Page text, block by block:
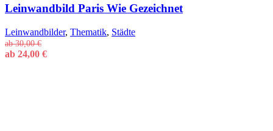
Leinwandbild Paris Wie Gezeichnet
Leinwandbilder, Thematik, Städte
ab30,00€
ab 24,00 €